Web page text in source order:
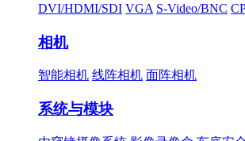
DVI/HDMI/SDI VGA S-Video/BNC
相机
智能相机 线阵相机 面阵相机
系统与模块